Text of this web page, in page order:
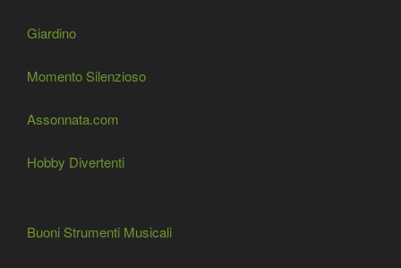
Giardino
Momento Silenzioso
Assonnata.com
Hobby Divertenti
Buoni Strumenti Musicali